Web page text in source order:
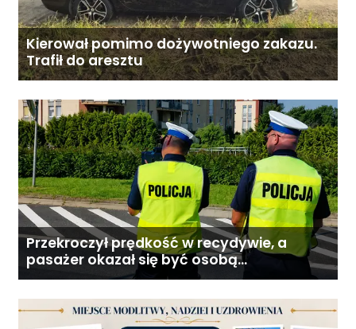
Kierował pomimo dożywotniego zakazu.
Trafił do aresztu
Przekroczył prędkość w recydywie, a
pasażer okazał się być osobą
poszukiwaną